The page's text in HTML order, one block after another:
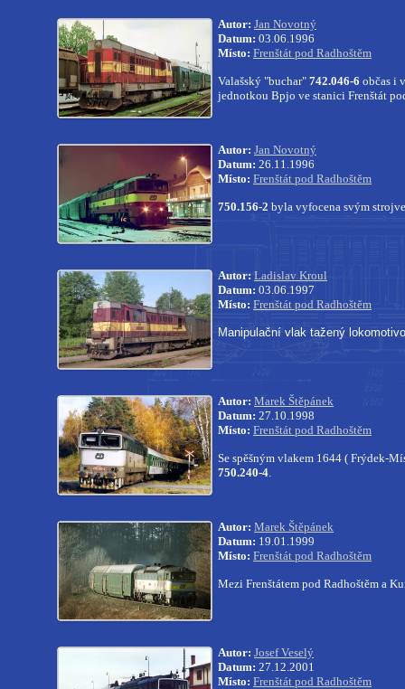
Autor: Jan Novotný
Datum: 03.06.1996
Místo: Frenštát pod Radhoštěm
Valašský "buchar" 742.046-6 občas i
jednotkou Bpjo ve stanici Frenštát
Autor: Jan Novotný
Datum: 26.11.1996
Místo: Frenštát pod Radhoštěm
750.156-2 byla vyfocena svým
Autor: Ladislav Kroul
Datum: 03.06.1997
Místo: Frenštát pod Radhoštěm
Manipulační vlak tažený
Autor: Marek Štěpánek
Datum: 27.10.1998
Místo: Frenštát pod Radhoštěm
Se spěšným vlakem 1644 ( Frýdek-
750.240-4.
Autor: Marek Štěpánek
Datum: 19.01.1999
Místo: Frenštát pod Radhoštěm
Mezi Frenštátem pod Radhoštěm a
Autor: Josef Veselý
Datum: 27.12.2001
Místo: Frenštát pod Radhoštěm